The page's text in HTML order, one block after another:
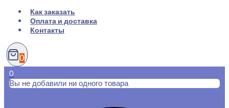
Как заказать
Оплата и доставка
Контакты
0
0
Вы не добавили ни одного товара